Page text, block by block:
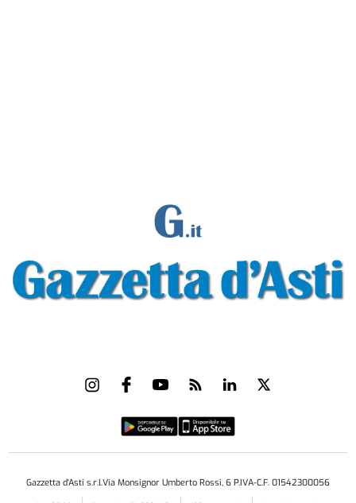
Gazzetta d'Asti s.r.l.Via Monsignor Umberto Rossi, 6 P.IVA-C.F. 01542300056